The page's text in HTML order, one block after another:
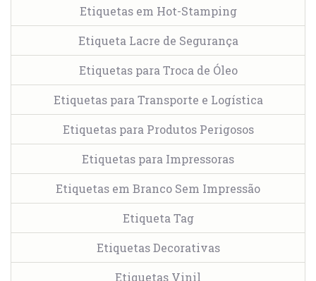
Etiquetas em Hot-Stamping
Etiqueta Lacre de Segurança
Etiquetas para Troca de Óleo
Etiquetas para Transporte e Logística
Etiquetas para Produtos Perigosos
Etiquetas para Impressoras
Etiquetas em Branco Sem Impressão
Etiqueta Tag
Etiquetas Decorativas
Etiquetas Vinil